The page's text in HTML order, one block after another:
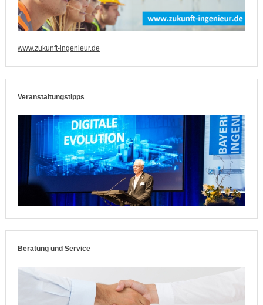
www.zukunft-ingenieur.de
Veranstaltungstipps
Beratung und Service